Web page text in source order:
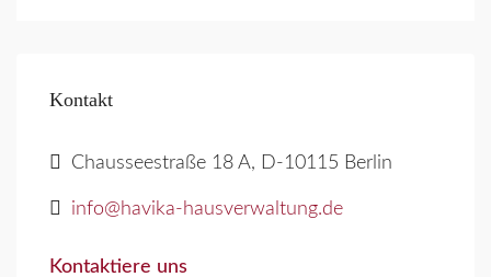
Kontakt
Chausseestraße 18 A, D-10115 Berlin
info@havika-hausverwaltung.de
Kontaktiere uns